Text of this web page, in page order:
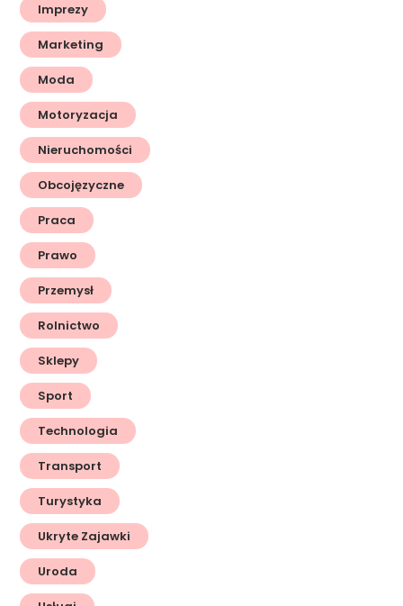
Imprezy
Marketing
Moda
Motoryzacja
Nieruchomości
Obcojęzyczne
Praca
Prawo
Przemysł
Rolnictwo
Sklepy
Sport
Technologia
Transport
Turystyka
Ukryte Zajawki
Uroda